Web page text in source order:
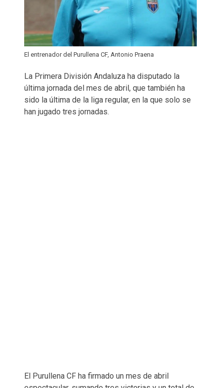
El entrenador del Purullena CF, Antonio Praena
La Primera División Andaluza ha disputado la
última jornada del mes de abril, que también ha
sido la última de la liga regular, en la que solo se
han jugado tres jornadas.
El Purullena CF ha firmado un mes de abril